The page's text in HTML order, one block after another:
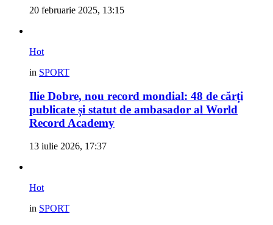
20 februarie 2025, 13:15
Hot
in SPORT
Ilie Dobre, nou record mondial: 48 de cărți
publicate și statut de ambasador al World
Record Academy
13 iulie 2026, 17:37
Hot
in SPORT